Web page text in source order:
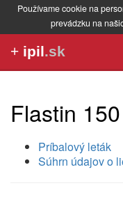
Používame cookie na
prevádzku na
+ ipil.sk
Flastin
Príbalový leták
Súhrn údajov o